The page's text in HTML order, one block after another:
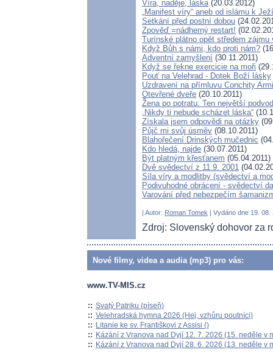
Víra, naděje, láska(20.03.2012)
„Manifest víry“ aneb od islámu k
Setkání před postní dobou
Zpověď =nádherný restart!
Turínské plátno opět středem
Když Bůh s námi, kdo proti nám?
Adventní zamyšlení (30.11.2011)
Když se řekne exercicie na moři
Pouť na Velehrad - Dotek Boží lásky
Uzdravení na přímluvu Conchity
Otevřené dveře (20.10.2011)
Žena po potratu: Ten největší
„Nikdy ti nebude scházet láska“
Získala jsem odpovědi na otázky
Půjč mi svůj úsměv (08.10.2011)
Blahořečení Drinských mučednic
Kdo hledá, najde (30.07.2011)
Být platným křesťanem (05.04.2011)
Dvě svědectví z 11.9. 2001
Síla víry a modlitby (svědectví a
Podivuhodné obrácení - svědectví
Varování před nebezpečím
| Autor: Roman Tomek | Vydáno dne 19.
Zdroj: Slovenský dohovor za
Nové filmy, videa a audia (mp3) pro vás:
www.TV-MIS.cz
:: Svatý Patriku (píseň)
:: Velehradská hymna 2026 (Hej, vzhůru poutníci)
:: Litanie ke sv. Františkovi z Assisi ()
:: Kázání z Vranova nad Dyjí 12. 7. 2026 (15. neděle v
:: Kázání z Vranova nad Dyjí 28. 6. 2026 (13. neděle v